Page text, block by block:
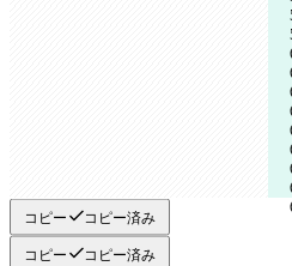
mgid
コピー コピー済み
コピー コピー済み